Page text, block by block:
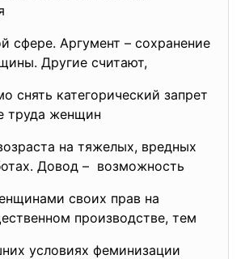
сфере. Аргумент – сохранение
Другие считают,
снять категорический запрет
труда женщин
на тяжелых, вредных
Довод – возможность
своих прав на
производстве, тем
условиях феминизации